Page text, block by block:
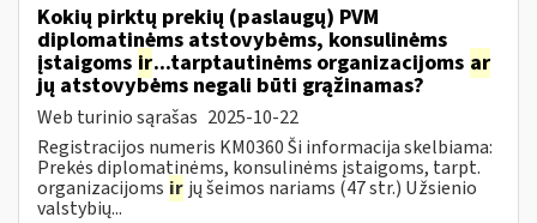
Kokių pirktų prekių (paslaugų) PVM
diplomatinėms atstovybėms, konsulinėms
įstaigoms ir...tarptautinėms organizacijoms ar
jų atstovybėms negali būti grąžinamas?
Web turinio sąrašas 2025-10-22
Registracijos numeris KM0360 Ši informacija skelbiama:
Prekės diplomatinėms, konsulinėms įstaigoms, tarpt.
organizacijoms ir jų šeimos nariams (47 str.) Užsienio
valstybių...